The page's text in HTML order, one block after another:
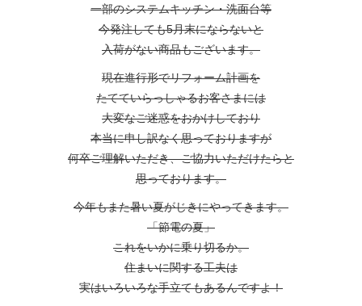
一部のシステムキッチン・洗面台等
今発注しても5月末にならないと
入荷がない商品もございます。
現在進行形でリフォーム計画を
たてていらっしゃるお客さまには
大変なご迷惑をおかけしており
本当に申し訳なく思っておりますが
何卒ご理解いただき、ご協力いただけたらと
思っております。
今年もまた暑い夏がじきにやってきます。
「節電の夏」
これをいかに乗り切るか。
住まいに関する工夫は
実はいろいろな手立てもあるんですよ！